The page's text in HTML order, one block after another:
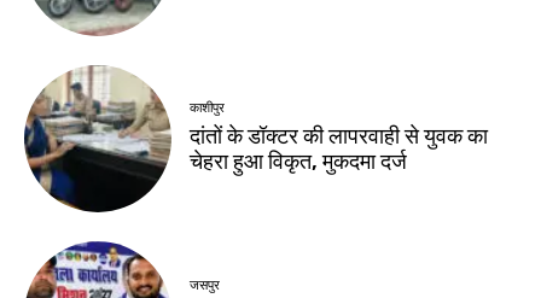
काशीपुर
दांतों के डॉक्टर की लापरवाही से युवक का
चेहरा हुआ विकृत, मुकदमा दर्ज
जसपुर